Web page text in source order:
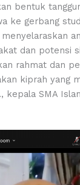
bentuk
ke gerbang
dan potensi
rahmat dan
kiprah yang
kepala SMA